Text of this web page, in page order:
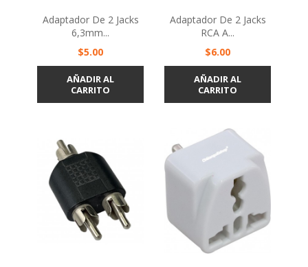
Adaptador De 2 Jacks
6,3mm...
Precio
$5.00
AÑADIR AL
CARRITO
Adaptador De 2 Jacks
RCA A...
Precio
$6.00
AÑADIR AL
CARRITO